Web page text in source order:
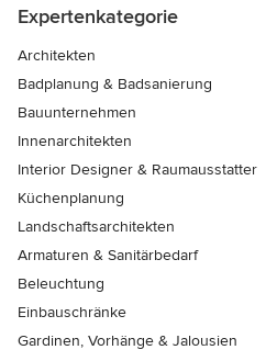
Expertenkategorie
Architekten
Badplanung & Badsanierung
Bauunternehmen
Innenarchitekten
Interior Designer & Raumausstatter
Küchenplanung
Landschaftsarchitekten
Armaturen & Sanitärbedarf
Beleuchtung
Einbauschränke
Gardinen, Vorhänge & Jalousien